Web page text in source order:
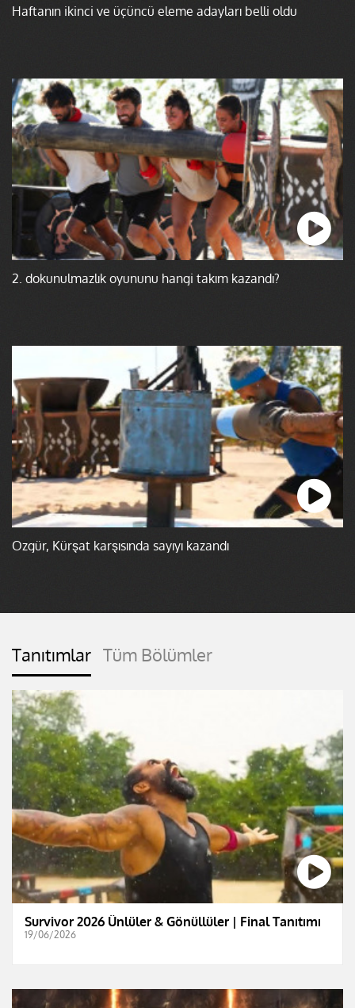
Haftanın ikinci ve üçüncü eleme adayları belli oldu
2. dokunulmazlık oyununu hangi takım kazandı?
Özgür, Kürşat karşısında sayıyı kazandı
Tanıtımlar Tüm Bölümler
Survivor 2026 Ünlüler & Gönüllüler | Final Tanıtımı
19/06/2026